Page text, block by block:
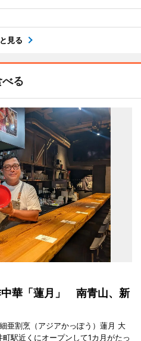
見る
べる
中華「蓮月」 南青山、新
亜割烹（アジアかっぽう）蓮月 大
駅近くにオープンして1カ月がたっ